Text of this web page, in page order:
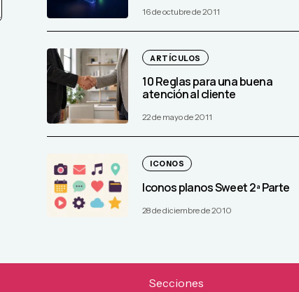
16 de octubre de 2011
ARTÍCULOS
10 Reglas para una buena
atención al cliente
22 de mayo de 2011
ICONOS
Iconos planos Sweet 2ª Parte
28 de diciembre de 2010
Secciones